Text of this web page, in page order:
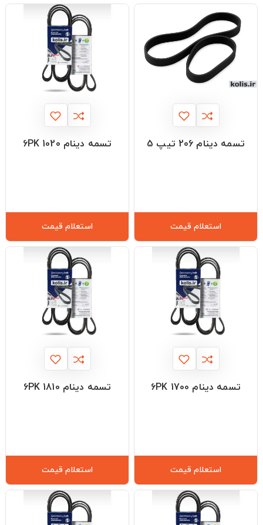
تسمه دینام 206 تیپ 5
استعلام قیمت
تسمه دینام 6PK 1020
استعلام قیمت
تسمه دینام 6PK 1700
استعلام قیمت
تسمه دینام 6PK 1810
استعلام قیمت